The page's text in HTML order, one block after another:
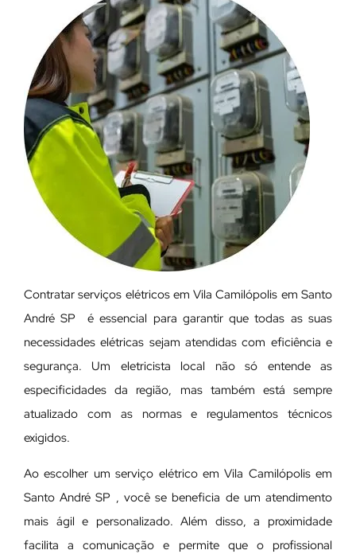
Contratar serviços elétricos em Vila Camilópolis em Santo
André SP é essencial para garantir que todas as suas
necessidades elétricas sejam atendidas com eficiência e
segurança. Um eletricista local não só entende as
especificidades da região, mas também está sempre
atualizado com as normas e regulamentos técnicos
exigidos.
Ao escolher um serviço elétrico em Vila Camilópolis em
Santo André SP , você se beneficia de um atendimento
mais ágil e personalizado. Além disso, a proximidade
facilita a comunicação e permite que o profissional